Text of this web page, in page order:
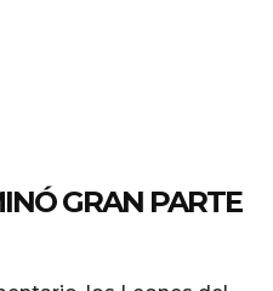
GRAN PARTE